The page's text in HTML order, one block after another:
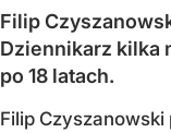
Filip
Dziennikarz kilka
po 18 latach.
Filip Czyszanowski